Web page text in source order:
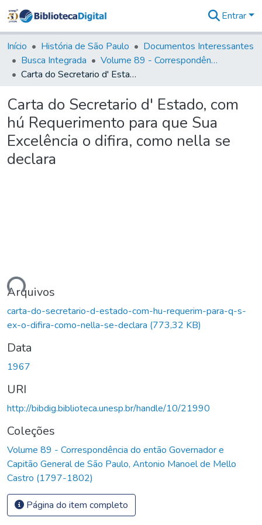
&
Coleções
Tudo na
Biblioteca
Estatísticas
Entrar
Início História de São Paulo
Documentos Interessantes
Busca Integrada
Volume 89 - Correspondência do então Governador e Capitão General de São Paulo, Antonio Manoel de Mello Castro (1797-1802)
Carta do Secretario d' Estado, com hú Requerimento para que Sua Excelência o difira, como nella se declara
Carta do Secretario d' Estado, com
hú Requerimento para que Sua
Excelência o difira, como nella se
declara
Arquivos
carta-do-secretario-d-estado-com-hu-requerim-para-q-s-
ex-o-difira-como-nella-se-declara (773,32 KB)
Data
1967
URI
http://bibdig.biblioteca.unesp.br/handle/10/21990
Coleções
Volume 89 - Correspondência do então Governador e
Capitão General de São Paulo, Antonio Manoel de Mello
Castro (1797-1802)
Página do item completo